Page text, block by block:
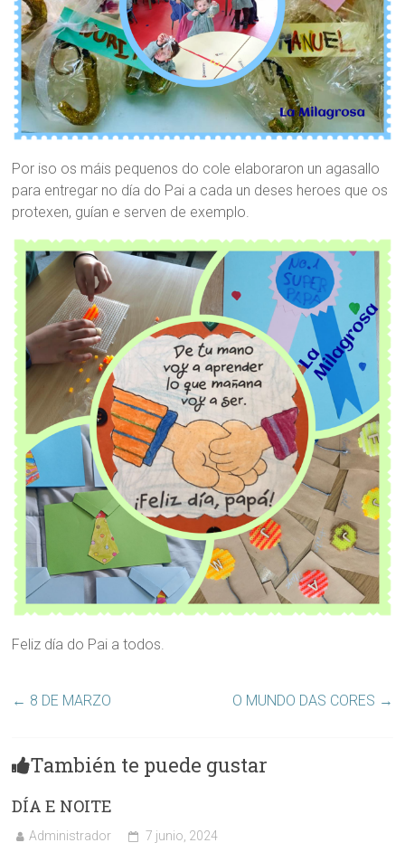
Por iso os máis pequenos do cole elaboraron un agasallo
para entregar no día do Pai a cada un deses heroes que os
protexen, guían e serven de exemplo.
Feliz día do Pai a todos.
← 8 DE MARZO O MUNDO DAS CORES →
También te puede gustar
DÍA E NOITE
Administrador 7 junio, 2024